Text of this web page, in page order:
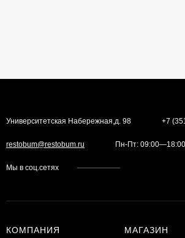
Университетская Набережная,д. 98 +7
restobum@restobum.ru Пн-Пт: 09:00—18:00
Мы в соц.сетях
КОМПАНИЯ МАГАЗИН